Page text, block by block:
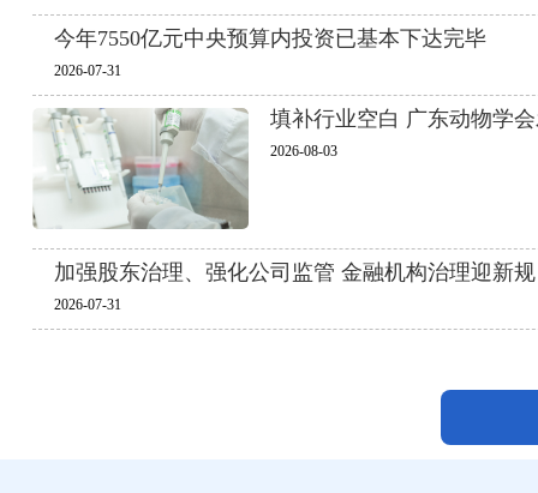
今年7550亿元中央预算内投资已基本下达完毕
2026-07-31
填补行业空白 广东动物学
2026-08-03
加强股东治理、强化公司监管 金融机构治理迎新规
2026-07-31